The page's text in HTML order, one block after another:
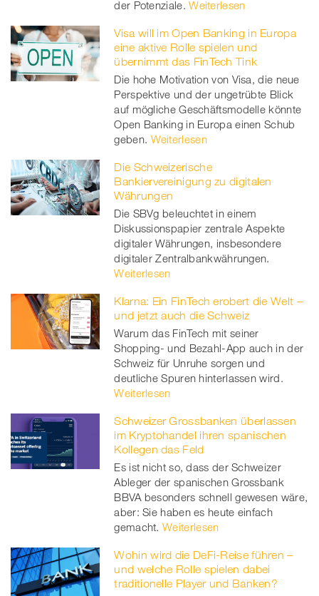
der Potenziale. Weiterlesen
Visa will im Open Banking in Europa
eine aktive Rolle spielen und
übernimmt das FinTech Tink
Die hohe Motivation von Visa, die neue
Perspektive und der ungetrübte Blick
auf mögliche Geschäftsmodelle könnte
Open Banking in Europa einen Schub
geben. Weiterlesen
Die Schweizerische
Bankiervereinigung zu digitalen
Währungen
Die SBVg beleuchtet in einem
Diskussionspapier zentrale Aspekte
digitaler Währungen, insbesondere
digitaler Zentralbankwährungen.
Weiterlesen
Klarna: Ein FinTech erobert die Welt –
und jetzt auch die Schweiz
Warum das FinTech mit seiner
Shopping- und Bezahl-App auch in der
Schweiz für Unruhe sorgen und
deutliche Spuren hinterlassen wird.
Weiterlesen
Schweizer Grossbanken überlassen
im Kryptohandel ihren spanischen
Kollegen das Feld
Es ist nicht so, dass der Schweizer
Ableger der spanischen Grossbank
BBVA besonders schnell gewesen wäre,
aber: Sie haben es heute einfach
gemacht. Weiterlesen
Wohin wird die DeFi-Reise führen –
und welche Rolle spielen dabei
traditionelle Player und Banken?